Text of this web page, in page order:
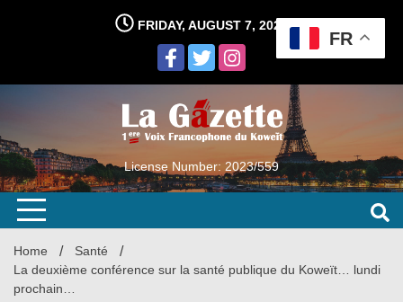
FRIDAY, AUGUST 7, 2026
License Number: 2023/559
Home
Santé
La deuxième conférence sur la santé publique du Koweït… lundi
prochain…
FR